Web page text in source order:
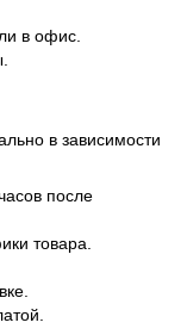
в офис.
в зависимости
после
товара.